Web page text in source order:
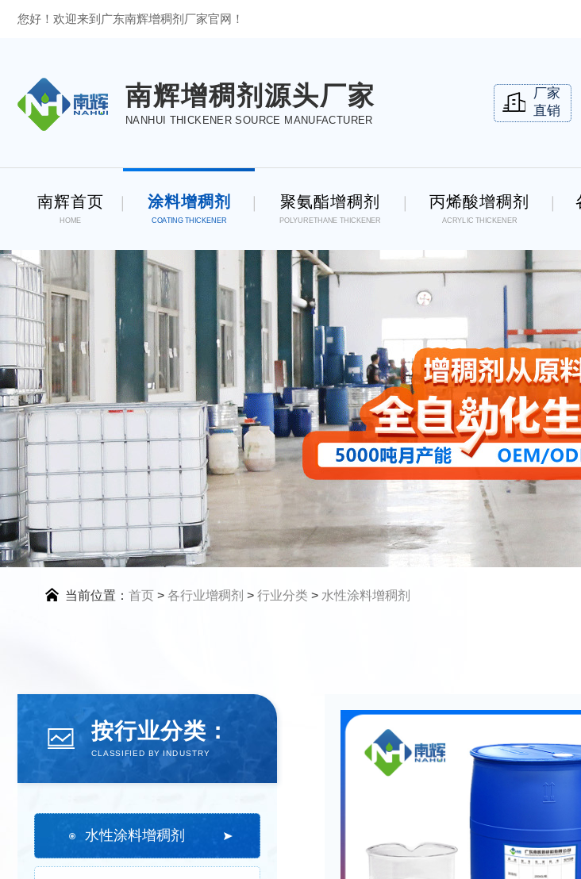
您好！欢迎来到广东南辉增稠剂厂家官网！
南辉增稠剂源头厂家
NANHUI THICKENER SOURCE MANUFACTURER
厂家
直销
南辉首页
HOME
涂料增稠剂
COATING THICKENER
聚氨酯增稠剂
POLYURETHANE THICKENER
丙烯酸增稠剂
ACRYLIC THICKENER
当前位置： 首页 > 各行业增稠剂 > 行业分类 > 水性涂料增稠剂
按行业分类 ：
CLASSIFIED BY INDUSTRY
水性涂料增稠剂